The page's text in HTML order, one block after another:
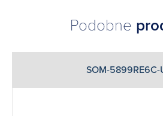
Podobne
SOM-5899RE6C-